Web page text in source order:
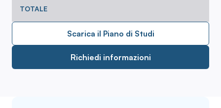
TOTALE
Scarica il Piano di Studi
Richiedi informazioni